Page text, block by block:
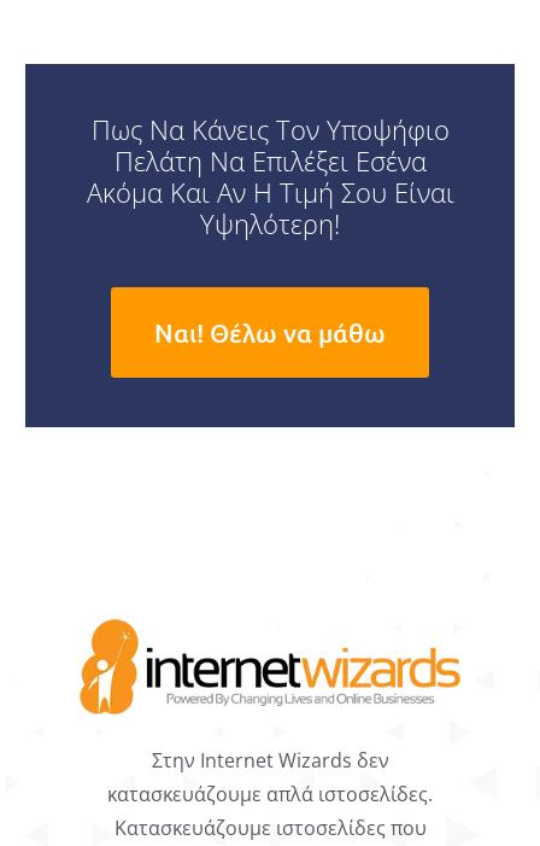
Πως Να Κάνεις Τον Υποψήφιο
Πελάτη Να Επιλέξει Εσένα
Ακόμα Και Αν Η Τιμή Σου Είναι
Υψηλότερη!
Ναι! Θέλω να μάθω
Στην Internet Wizards δεν
κατασκευάζουμε απλά ιστοσελίδες.
Κατασκευάζουμε ιστοσελίδες που